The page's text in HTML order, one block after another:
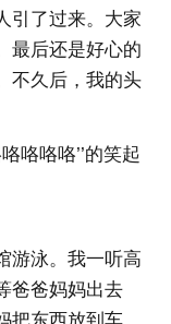
引了过来。大家
最后还是好心的
不久后，我的头
咯咯咯’’的笑起
游泳。我一听高
爸爸妈妈出去